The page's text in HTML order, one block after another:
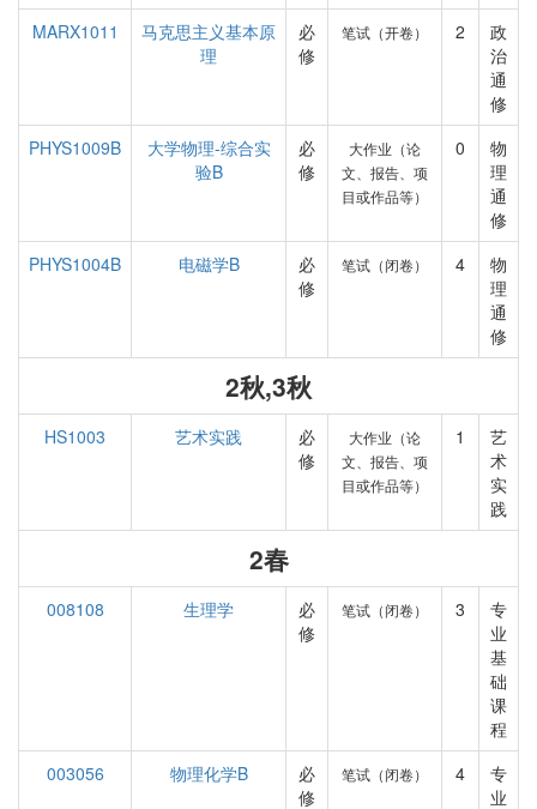
MARX1011
马克思主义基本原
理
必
修
笔试（开卷） 2
政
治
通
修
PHYS1009B
大学物理-综合实
验B
必
修
大作业（论
文、报告、项
目或作品等）
0
物
理
通
修
PHYS1004B
电磁学B
必
修
笔试（闭卷） 4
物
理
通
修
2秋,3秋
HS1003 艺术实践
必
修
大作业（论
文、报告、项
目或作品等）
1
艺
术
实
践
2春
008108 生理学
必
修
笔试（闭卷） 3
专
业
基
础
课
程
003056
物理化学B
必
修
笔试（闭卷） 4
专
业